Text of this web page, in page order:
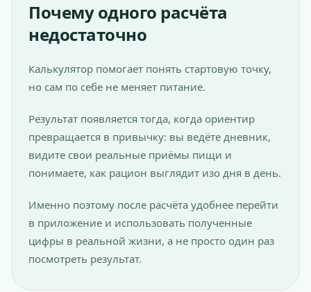
Почему одного расчёта
недостаточно
Калькулятор помогает понять стартовую точку,
но сам по себе не меняет питание.
Результат появляется тогда, когда ориентир
превращается в привычку: вы ведёте дневник,
видите свои реальные приёмы пищи и
понимаете, как рацион выглядит изо дня в день.
Именно поэтому после расчёта удобнее перейти
в приложение и использовать полученные
цифры в реальной жизни, а не просто один раз
посмотреть результат.